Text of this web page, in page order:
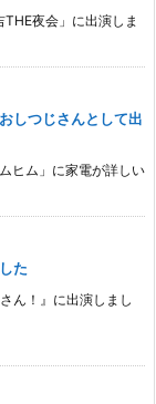
夜会」に出演しま
しつじさんとして出
ヒム」に家電が詳しい
た
ん！』に出演しまし